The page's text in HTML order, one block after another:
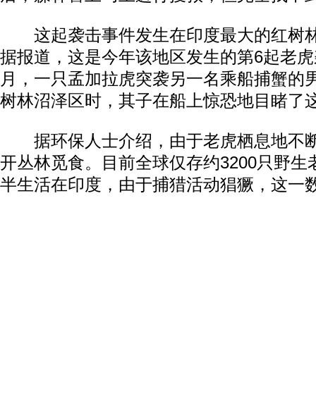
这起袭击事件发生在印度最大的红树
据报道，这是今年该地区发生的第6起老
月，一只孟加拉虎突袭另一名乘船捕蟹的
树林沼泽区时，其子在船上惊恐地目睹了
据环保人士介绍，由于老虎栖息地不
开丛林觅食。目前全球仅存约3200只野生
半生活在印度，由于捕猎活动猖獗，这一